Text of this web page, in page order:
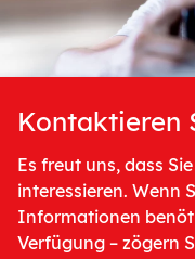
Kontaktieren
Es freut uns, dass
interessieren. Wenn
Informationen
Verfügung – zögern